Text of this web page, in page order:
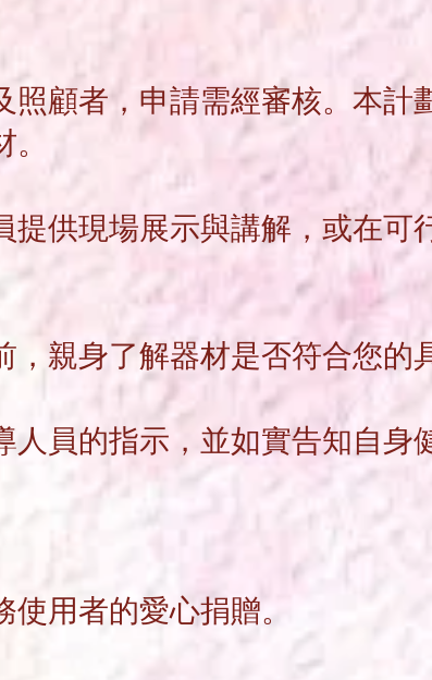
照顧者，申請需經審核。本計
。
提供現場展示與講解，或在可
，親身了解器材是否符合您的
人員的指示，並如實告知自身
使用者的愛心捐贈。